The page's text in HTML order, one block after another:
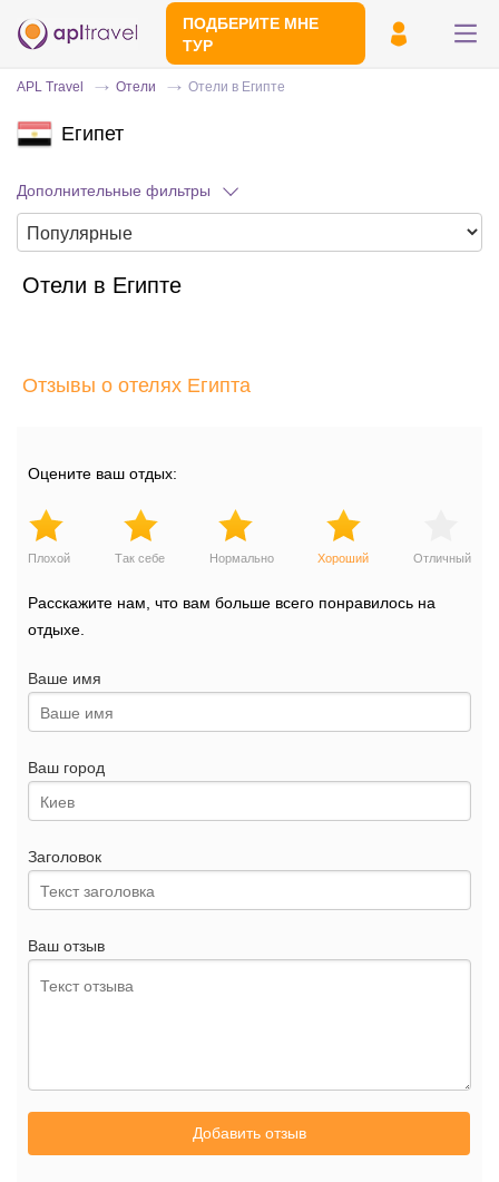
ПОДБЕРИТЕ МНЕ
ТУР
минут
APL Travel Отели Отели в Египте
Египет
Дополнительные фильтры
Отели в Египте
Отзывы о отелях Египта
Оцените ваш отдых:
Плохой Так себе Нормально Хороший Отличный
Расскажите нам, что вам больше всего понравилось на
отдыхе.
Ваше имя
Ваш город
Заголовок
Ваш отзыв
Добавить отзыв